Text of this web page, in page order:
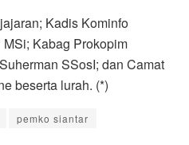
Kadis Kominfo
Kabag Prokopim
SSosI; dan Camat
beserta lurah. (*)
pemko siantar